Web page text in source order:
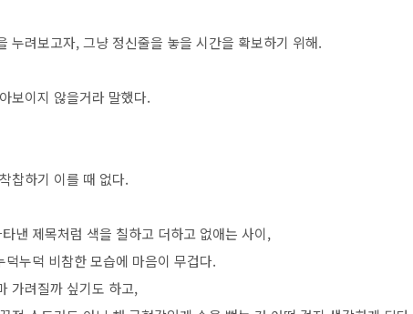
누려보고자, 그냥 정신줄을 놓을 시간을 확보하기 위해.
보이지 않을거라 말했다.
찹하기 이를 때 없다.
낸 제목처럼 색을 칠하고 더하고 없애는 사이,
누덕 비참한 모습에 마음이 무겁다.
가려질까 싶기도 하고,